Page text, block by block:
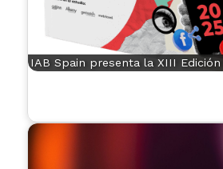
IAB Spain presenta la XIII